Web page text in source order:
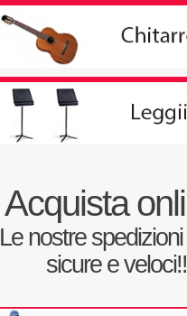
Acquista
Le nostre
sicure e veloci!!